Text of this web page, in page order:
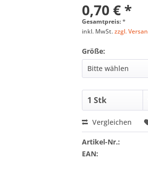
0,70 € *
Gesamtpreis:*
inkl. MwSt.zzgl.
Größe:
Vergleichen
Artikel-Nr.:
EAN: